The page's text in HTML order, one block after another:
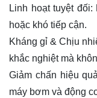
Linh hoạt tuyệt
hoặc khó tiếp cận.
Kháng gỉ & Chịu
khắc nghiệt mà
Giảm chấn hiệu
máy bơm và động